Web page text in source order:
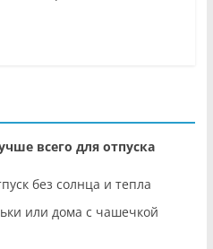
всего для отпуска
без солнца и тепла
или дома с чашечкой